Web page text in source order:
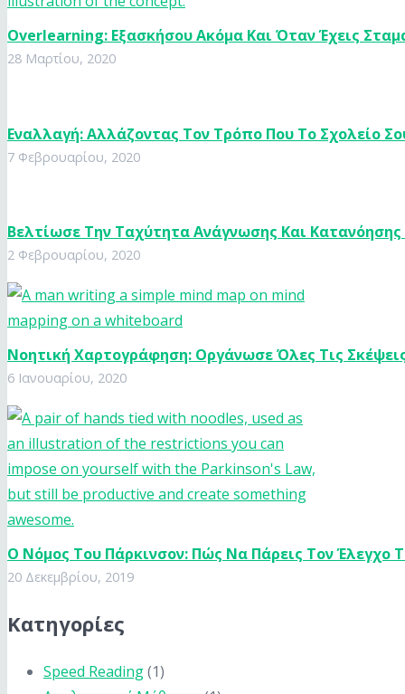
Overlearning: Εξασκήσου Ακόμα Και Όταν Έχεις
28 Μαρτίου, 2020
Εναλλαγή: Αλλάζοντας Τον Τρόπο Που Το Σχολείο
7 Φεβρουαρίου, 2020
Βελτίωσε Την Ταχύτητα Ανάγνωσης Και
2 Φεβρουαρίου, 2020
Νοητική Χαρτογράφηση: Οργάνωσε Όλες Τις
6 Ιανουαρίου, 2020
Ο Nόμος Του Πάρκινσον: Πώς Να Πάρεις Τον Έλεγχο
20 Δεκεμβρίου, 2019
Κατηγορίες
Speed Reading(1)